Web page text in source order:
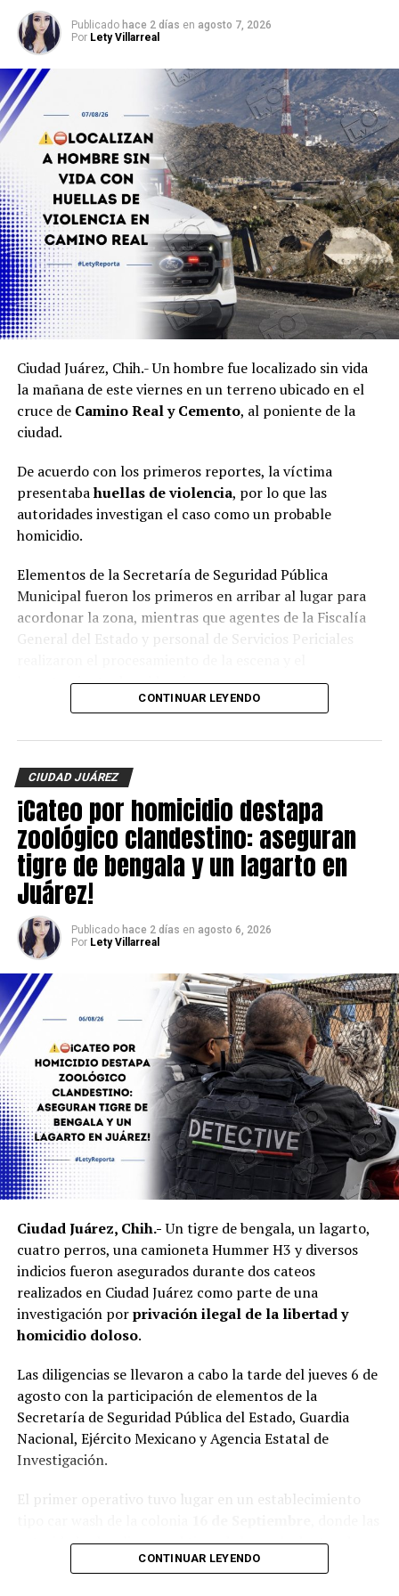
Publicado hace 2 días en agosto 7, 2026
Por Lety Villarreal
Ciudad Juárez, Chih.- Un hombre fue localizado sin vida
la mañana de este viernes en un terreno ubicado en el
cruce de Camino Real y Cemento, al poniente de la
ciudad.
De acuerdo con los primeros reportes, la víctima
presentabahuellas de violencia, por lo que las
autoridades investigan el caso como un probable
homicidio.
Elementos de la Secretaría de Seguridad Pública
Municipal fueron los primeros en arribar al lugar para
acordonar la zona, mientras que agentes de la Fiscalía
General del Estado y personal de Servicios Periciales
levantamiento de evidencias.
revelada y las autoridades continúan con las
investigaciones para esclarecer el móvil del crimen y dar
con los responsables.
CONTINUAR LEYENDO
CIUDAD JUÁREZ
¡Cateo por homicidio destapa
zoológico clandestino: aseguran
tigre de bengala y un lagarto en
Juárez!
Publicado hace 2 días en agosto 6, 2026
Por Lety Villarreal
Ciudad Juárez, Chih.-Un tigre de bengala, un lagarto,
cuatro perros, una camioneta Hummer H3 y diversos
indicios fueron asegurados durante dos cateos
realizados en Ciudad Juárez como parte de una
investigación porprivación ilegal de la libertad y
homicidio doloso.
Las diligencias se llevaron a cabo la tarde del jueves 6 de
agosto con la participación de elementos de la
Secretaría de Seguridad Pública del Estado, Guardia
Nacional, Ejército Mexicano y Agencia Estatal de
Investigación.
El primer operativo tuvo lugar en un establecimiento
autoridades localizaron al tigre de bengala dentro de
una jaula, además de un lagarto y cuatro perros.
CONTINUAR LEYENDO